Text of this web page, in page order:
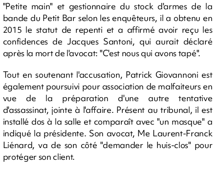
"Petite main" et gestionnaire du stock d'armes de la
bande du Petit Bar selon les enquêteurs, il a obtenu en
2015 le statut de repenti et a affirmé avoir reçu les
confidences de Jacques Santoni, qui aurait déclaré
après la mort de l'avocat: "C'est nous qui avons tapé".
Tout en soutenant l'accusation, Patrick Giovannoni est
également poursuivi pour association de malfaiteurs en
vue de la préparation d'une autre tentative
d'assassinat, jointe à l'affaire. Présent au tribunal, il est
installé dos à la salle et comparaît avec "un masque" a
indiqué la présidente. Son avocat, Me Laurent-Franck
Liénard, va de son côté "demander le huis-clos" pour
protéger son client.